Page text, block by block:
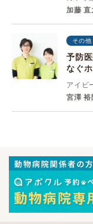
加藤 直
その他
予防
なぐ
アイビ
宮澤 裕